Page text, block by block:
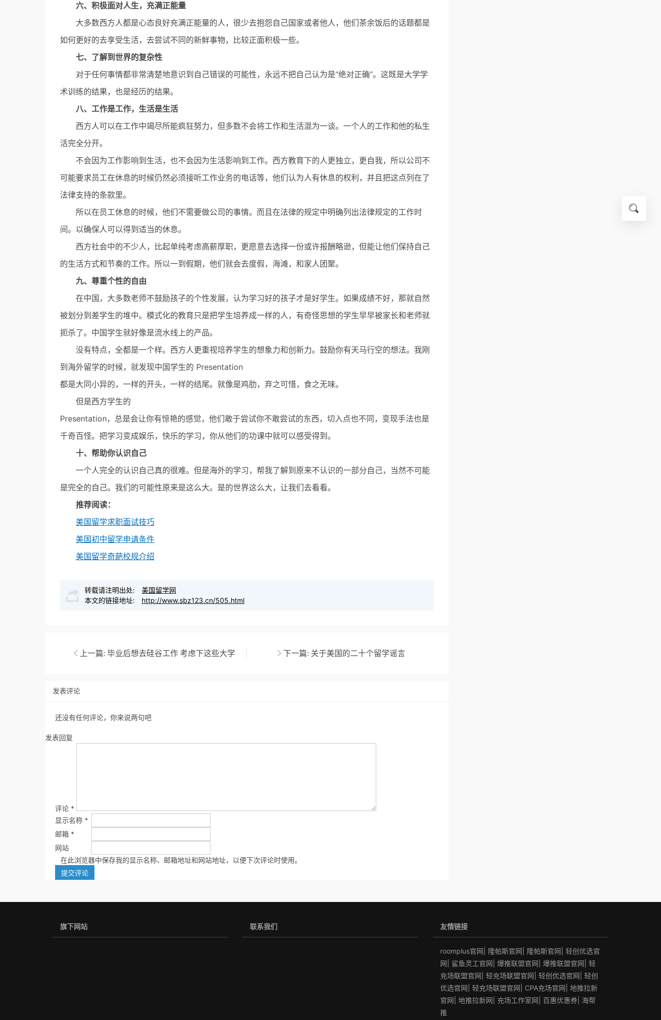
六、积极面对人生，充满正能量
大多数西方人都是心态良好充满正能量的人，很少去抱怨自己国家或者他人，他们茶余饭后的话题都是
如何更好的去享受生活，去尝试不同的新鲜事物，比较正面积极一些。
七、了解到世界的复杂性
对于任何事情都非常清楚地意识到自己错误的可能性，永远不把自己认为是“绝对正确”。这既是大学学
术训练的结果，也是经历的结果。
八、工作是工作，生活是生活
西方人可以在工作中竭尽所能疯狂努力，但多数不会将工作和生活混为一谈。一个人的工作和他的私生
活完全分开。
不会因为工作影响到生活，也不会因为生活影响到工作。西方教育下的人更独立，更自我，所以公司不
可能要求员工在休息的时候仍然必须接听工作业务的电话等，他们认为人有休息的权利，并且把这点列在了
法律支持的条款里。
所以在员工休息的时候，他们不需要做公司的事情。而且在法律的规定中明确列出法律规定的工作时
间。以确保人可以得到适当的休息。
西方社会中的不少人，比起单纯考虑高薪厚职，更愿意去选择一份或许报酬略逊，但能让他们保持自己
的生活方式和节奏的工作。所以一到假期，他们就会去度假，海滩，和家人团聚。
九、尊重个性的自由
在中国，大多数老师不鼓励孩子的个性发展，认为学习好的孩子才是好学生。如果成绩不好，那就自然
被划分到差学生的堆中。模式化的教育只是把学生培养成一样的人，有奇怪思想的学生早早被家长和老师就
扼杀了。中国学生就好像是流水线上的产品。
没有特点，全都是一个样。西方人更重视培养学生的想象力和创新力。鼓励你有天马行空的想法。我刚
到海外留学的时候，就发现中国学生的 Presentation
都是大同小异的，一样的开头，一样的结尾。就像是鸡肋，弃之可惜，食之无味。
但是西方学生的
Presentation，总是会让你有惊艳的感觉，他们敢于尝试你不敢尝试的东西，切入点也不同，变现手法也是
千奇百怪。把学习变成娱乐，快乐的学习，你从他们的功课中就可以感受得到。
十、帮助你认识自己
一个人完全的认识自己真的很难。但是海外的学习，帮我了解到原来不认识的一部分自己，当然不可能
是完全的自己。我们的可能性原来是这么大。是的世界这么大，让我们去看看。
推荐阅读：
美国留学求职面试技巧
美国初中留学申请条件
美国留学奇葩校规介绍
转载请注明出处:
美国留学网
本文的链接地址:
http://www.sbz123.cn/505.html
上一篇: 毕业后想去硅谷工作 考虑下这些大学 下一篇: 关于美国的二十个留学谣言
发表评论
还没有任何评论，你来说两句吧
发表回复
评论 *
显示名称 *
邮箱 *
网站
在此浏览器中保存我的显示名称、邮箱地址和网站地址，以便下次评论时使用。
旗下网站 联系我们 友情链接
roomplus官网 隆帕斯官网 隆帕斯官网 轻创优选官
网
鲨鱼灵工官网 爆推联盟官网 爆推联盟官网 轻
充场联盟官网 轻充场联盟官网 轻创优选官网 轻创
优选官网 轻充场联盟官网 CPA充场官网 地推拉新
官网 地推拉新网 充场工作室网 百惠优惠券| 海帮
推